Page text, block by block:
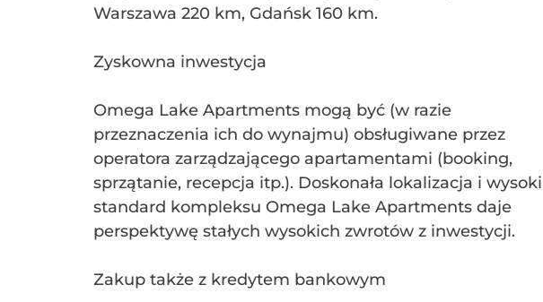
Warszawa 220 km, Gdańsk 160 km.
Zyskowna inwestycja
Omega Lake Apartments mogą być (w razie
przeznaczenia ich do wynajmu) obsługiwane przez
operatora zarządzającego apartamentami (booking,
sprzątanie, recepcja itp.). Doskonała lokalizacja i wysoki
standard kompleksu Omega Lake Apartments daje
perspektywę stałych wysokich zwrotów z inwestycji.
Zakup także z kredytem bankowym